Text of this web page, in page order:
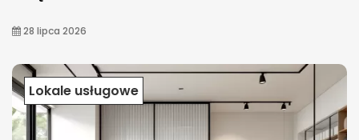
28 lipca 2026
Lokale usługowe